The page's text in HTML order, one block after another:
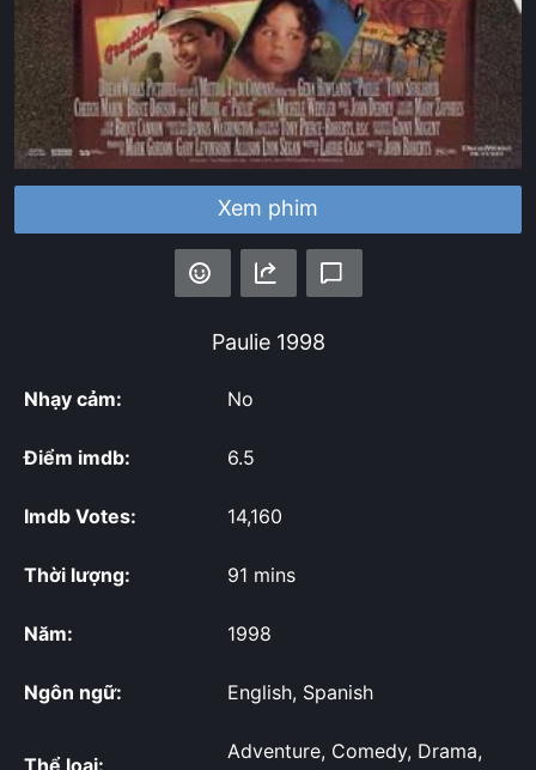
Xem phim
Paulie1998
Nhạy cảm: No
Điểm imdb: 6.5
Imdb Votes: 14,160
Thời lượng: 91 mins
Năm: 1998
Ngôn ngữ: English, Spanish
Thể loại:
Adventure, Comedy, Drama,